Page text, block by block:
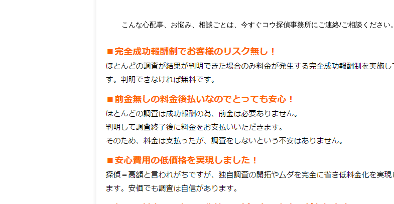
こんな心配事、お悩み、相談ごとは、今すぐコウ探偵事務所にご連絡/ご相談ください。